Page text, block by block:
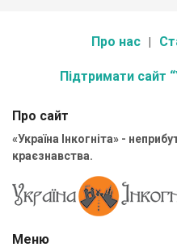
Про нас
Підтримати сайт
Про сайт
«Україна Інкогніта» -
краєзнавства.
Меню